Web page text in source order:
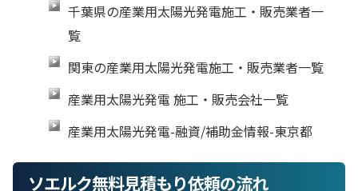
千葉県の産業用太陽光発電施工・販売業者一
覧
関東の産業用太陽光発電施工・販売業者一覧
産業用太陽光発電 施工・販売会社一覧
産業用太陽光発電-融資/補助金情報-東京都
ソエルク無料見積もり依頼の流れ